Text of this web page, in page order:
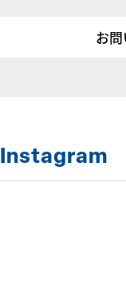
お
Instagram